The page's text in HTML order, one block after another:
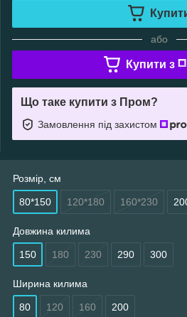
або
Купити з
Що таке купити з Пром?
Замовлення під захистом
Розмір, см
80*150 120*180 160*230
Довжина килима
150 180 230 290 300
Ширина килима
80 120 160 200